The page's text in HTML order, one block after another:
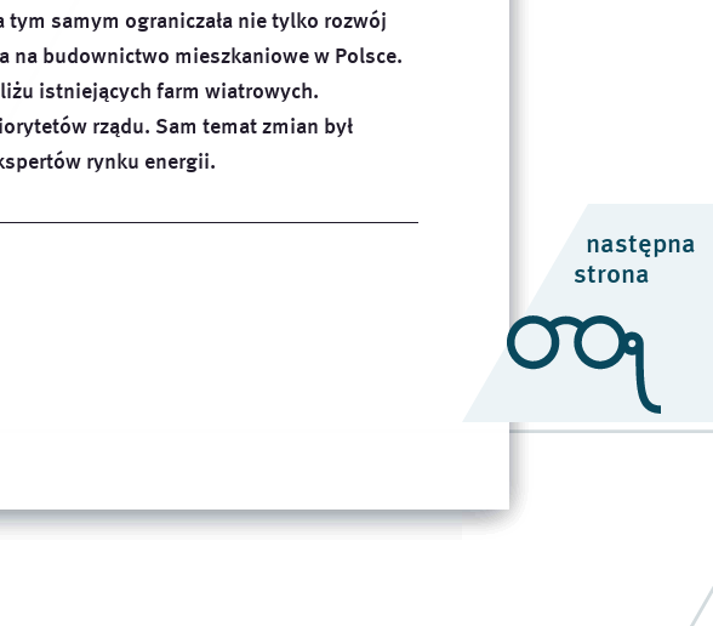
tym samym ograniczała nie tylko rozwój
na budownictwo mieszkaniowe w Polsce.
istniejących farm wiatrowych.
rządu. Sam temat zmian był
rynku energii.
następna
strona